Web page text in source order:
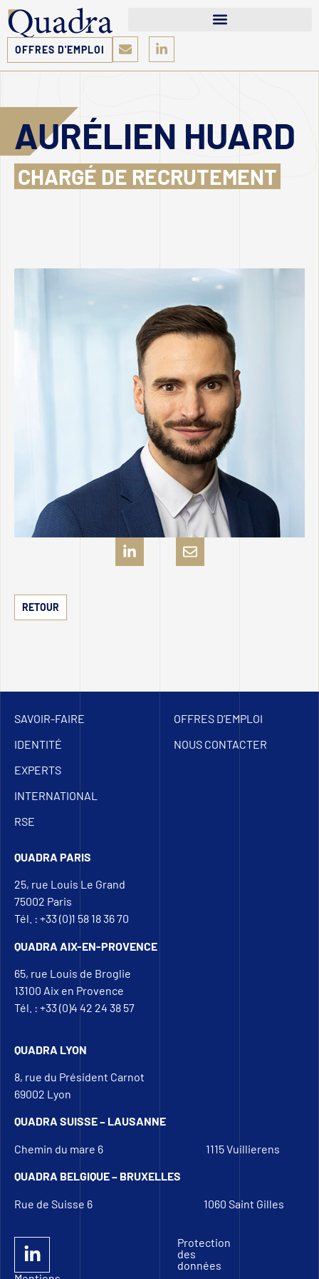
OFFRES D'EMPLOI
AURÉLIEN HUARD
CHARGÉ DE RECRUTEMENT
RETOUR
SAVOIR-FAIRE
IDENTITÉ
EXPERTS
INTERNATIONAL
RSE
OFFRES D’EMPLOI
NOUS CONTACTER
QUADRA PARIS
25, rue Louis Le Grand
75002 Paris
Tél. : +33 (0)1 58 18 36 70
QUADRA AIX-EN-PROVENCE
65, rue Louis de Broglie
13100 Aix en Provence
Tél. : +33 (0)4 42 24 38 57
QUADRA LYON
8, rue du Président Carnot
69002 Lyon
QUADRA SUISSE – LAUSANNE
Chemin du mare 6 1115 Vuillierens
QUADRA BELGIQUE – BRUXELLES
Rue de Suisse 6 1060 Saint Gilles
Protection
des
données